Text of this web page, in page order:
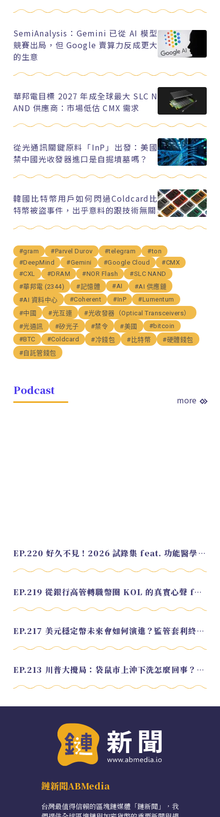
SemiAnalysis：Gemini 已從 AI 模型
競賽出局，但 Google 賣算力反成更大
的生意
華邦電目標 2027 年成全球最大 SLC N
AND 供應商：市場低估 CMX 需求
從光通訊關鍵原料「InP」出發：美國
禁中國光收發器進口是自掘墳墓嗎？
韓國比特幣用戶如何閃過Coldcard比
特幣被盜事件，出乎意料的跟技術無關
#gram #Parvel Durov #telegram
#ton
#DeepMind
#Gemini #Google Cloud
#CMX
#CXL
#DRAM #NOR Flash
#SLC NAND
#華邦電 (2344)
#記憶體 #AI
#AI 供應鏈
#AI 資料中心
#Coherent #InP
#Lumentum
#中國
#光互連
#光收發器（Optical Transceivers）
#光通訊
#矽光子 #禁令 #美國
#bitcoin
#BTC
#Coldcard #冷錢包 #比特幣
#硬體錢包
#自託管錢包
Podcast
more
EP.220 好久不見！2026 試錄集 feat. 功能醫學營養師 美寶
EP.219 從銀行高管轉職幣圈 KOL 的真實心聲 feat.龜大
EP.217 美元穩定幣未來會如何演進？監管套利終將收斂？feat. 研究員 余哲安
EP.213 川普大攪局：袋鼠市上沖下洗怎麼回事？feat. Alvin
鏈新聞ABMedia
台灣最值得信賴的區塊鏈媒體「鏈新聞」，我